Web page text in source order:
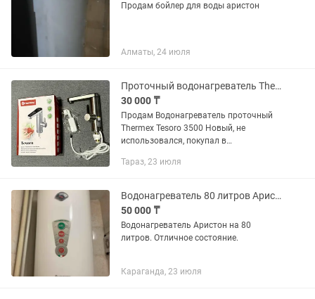
Продам бойлер для воды аристон
Алматы, 24 июля
Проточный водонагреватель Thermex Tesoro 3500
30 000 ₸
Продам Водонагреватель проточный
Thermex Tesoro 3500 Новый, не
использовался, покупал в
Магазине. Продаю в связи с тем, что не
отдам...
Тараз, 23 июля
Водонагреватель 80 литров Аристон
50 000 ₸
Водонагреватель Аристон на 80
литров. Отличное состояние.
Караганда, 23 июля